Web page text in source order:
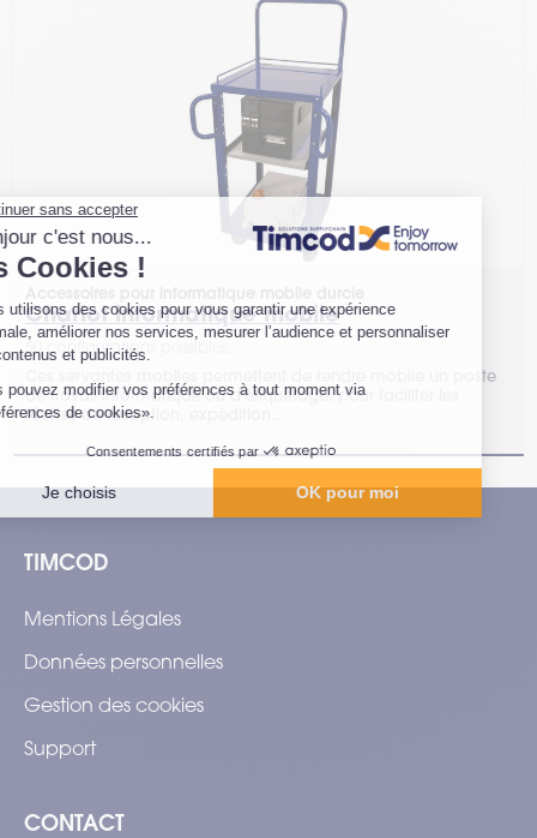
Chariot informatique mobile
50 configurations possibles.
Ces servantes mobiles permettent de rendre mobile un poste
de travail informatique ou d'étiquetage, pour faciliter les
tâches de réception, expédition...
TIMCOD
Mentions Légales
Données personnelles
Gestion des cookies
Support
CONTACT